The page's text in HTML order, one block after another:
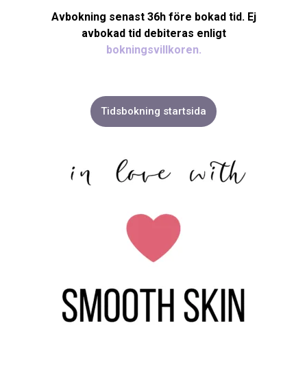
Avbokning senast 36h före bokad tid. Ej
avbokad tid debiteras enligt
bokningsvillkoren.
Tidsbokning startsida